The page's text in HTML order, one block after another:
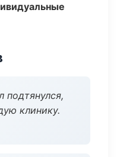
подтянулся,
клинику.